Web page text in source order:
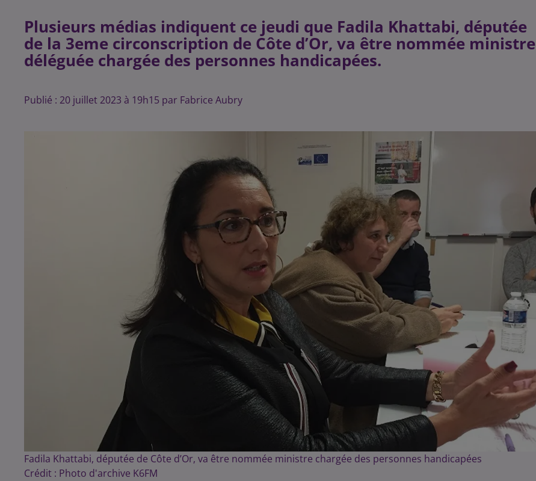
Plusieurs médias indiquent ce jeudi que Fadila Khattabi, députée
de la 3eme circonscription de Côte d’Or, va être nommée ministre
déléguée chargée des personnes handicapées.
Publié : 20 juillet 2023 à 19h15 par Fabrice Aubry
Fadila Khattabi, députée de Côte d’Or, va être nommée ministre chargée des personnes handicapées
Crédit : Photo d'archive K6FM